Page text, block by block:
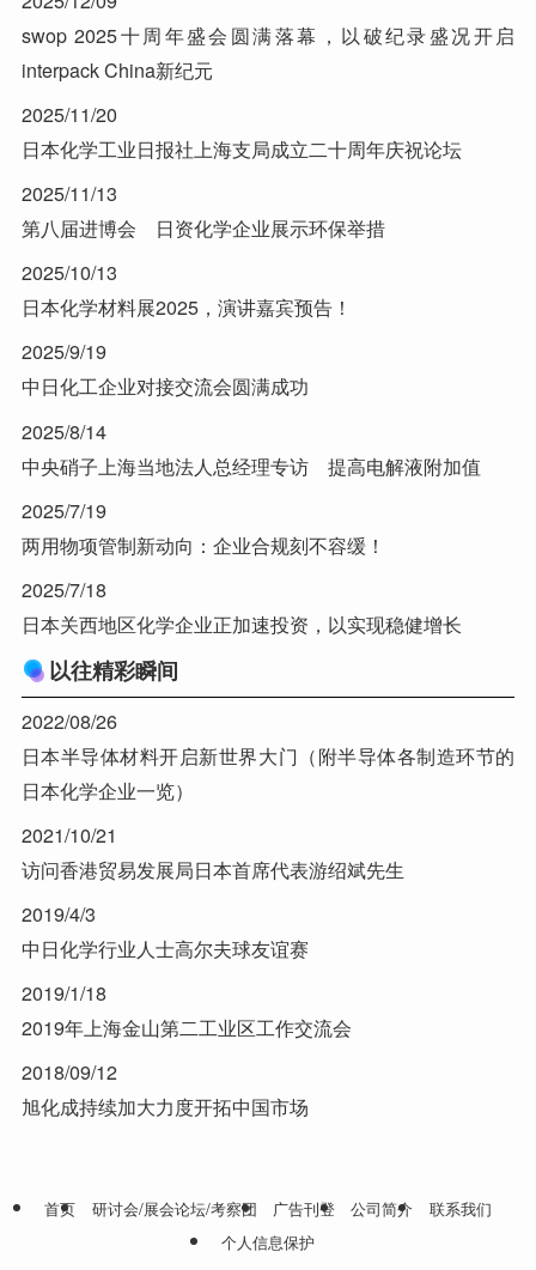
swop 2025十周年盛会圆满落幕，以破纪录盛况开启
interpack China新纪元
2025/11/20
日本化学工业日报社上海支局成立二十周年庆祝论坛
2025/11/13
第八届进博会 日资化学企业展示环保举措
2025/10/13
日本化学材料展2025，演讲嘉宾预告！
2025/9/19
中日化工企业对接交流会圆满成功
2025/8/14
中央硝子上海当地法人总经理专访 提高电解液附加值
2025/7/19
两用物项管制新动向：企业合规刻不容缓！
2025/7/18
日本关西地区化学企业正加速投资，以实现稳健增长
以往精彩瞬间
2022/08/26
日本半导体材料开启新世界大门（附半导体各制造环节的
日本化学企业一览）
2021/10/21
访问香港贸易发展局日本首席代表游绍斌先生
2019/4/3
中日化学行业人士高尔夫球友谊赛
2019/1/18
2019年上海金山第二工业区工作交流会
2018/09/12
旭化成持续加大力度开拓中国市场
首页 研讨会/展会论坛/考察团 广告刊登 公司简介
联系我们
个人信息保护